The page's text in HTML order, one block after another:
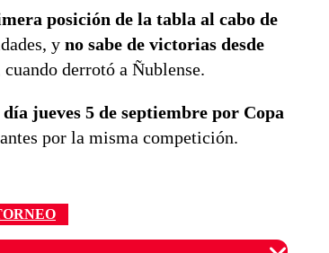
posición de la tabla al cabo de
y no sabe de victorias desde
derrotó a Ñublense.
jueves 5 de septiembre por Copa
por la misma competición.